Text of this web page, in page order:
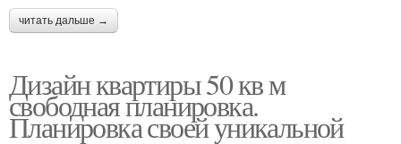
читать дальше →
Дизайн квартиры 50 кв м
свободная планировка.
Планировка своей уникальной